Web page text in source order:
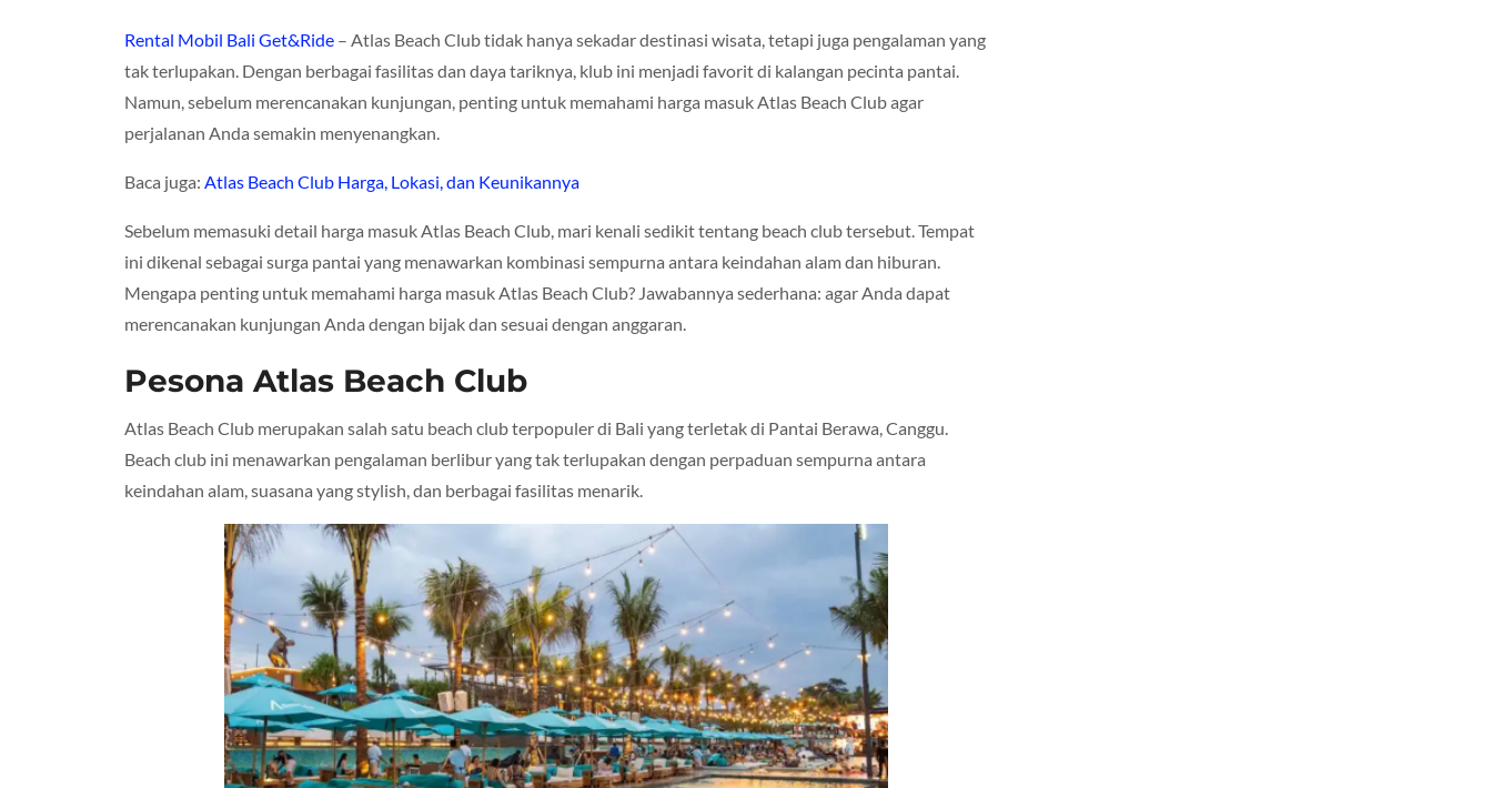
Rental Mobil Bali Get&Ride – Atlas Beach Club tidak hanya sekadar destinasi wisata, tetapi juga pengalaman yang
tak terlupakan. Dengan berbagai fasilitas dan daya tariknya, klub ini menjadi favorit di kalangan pecinta pantai.
Namun, sebelum merencanakan kunjungan, penting untuk memahami harga masuk Atlas Beach Club agar
perjalanan Anda semakin menyenangkan.
Baca juga: Atlas Beach Club Harga, Lokasi, dan Keunikannya
Sebelum memasuki detail harga masuk Atlas Beach Club, mari kenali sedikit tentang beach club tersebut. Tempat
ini dikenal sebagai surga pantai yang menawarkan kombinasi sempurna antara keindahan alam dan hiburan.
Mengapa penting untuk memahami harga masuk Atlas Beach Club? Jawabannya sederhana: agar Anda dapat
merencanakan kunjungan Anda dengan bijak dan sesuai dengan anggaran.
Pesona Atlas Beach Club
Atlas Beach Club merupakan salah satu beach club terpopuler di Bali yang terletak di Pantai Berawa, Canggu.
Beach club ini menawarkan pengalaman berlibur yang tak terlupakan dengan perpaduan sempurna antara
keindahan alam, suasana yang stylish, dan berbagai fasilitas menarik.